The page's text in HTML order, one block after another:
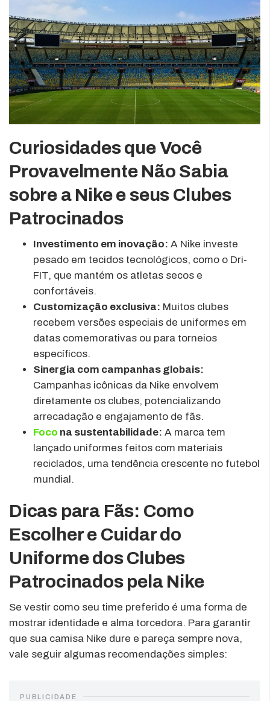
Curiosidades que Você
Provavelmente Não Sabia
sobre a Nike e seus Clubes
Patrocinados
Investimento em inovação: A Nike investe
pesado em tecidos tecnológicos, como o Dri-
FIT, que mantém os atletas secos e
confortáveis.
Customização exclusiva: Muitos clubes
recebem versões especiais de uniformes em
datas comemorativas ou para torneios
específicos.
Sinergia com campanhas globais:
Campanhas icônicas da Nike envolvem
diretamente os clubes, potencializando
arrecadação e engajamento de fãs.
Foco na sustentabilidade: A marca tem
lançado uniformes feitos com materiais
reciclados, uma tendência crescente no futebol
mundial.
Dicas para Fãs: Como
Escolher e Cuidar do
Uniforme dos Clubes
Patrocinados pela Nike
Se vestir como seu time preferido é uma forma de
mostrar identidade e alma torcedora. Para garantir
que sua camisa Nike dure e pareça sempre nova,
vale seguir algumas recomendações simples:
PUBLICIDADE